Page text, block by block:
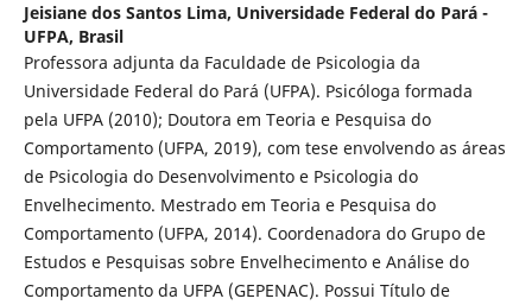
Jeisiane dos Santos Lima, Universidade Federal do Pará -
UFPA, Brasil
Professora adjunta da Faculdade de Psicologia da
Universidade Federal do Pará (UFPA). Psicóloga formada
pela UFPA (2010); Doutora em Teoria e Pesquisa do
Comportamento (UFPA, 2019), com tese envolvendo as áreas
de Psicologia do Desenvolvimento e Psicologia do
Envelhecimento. Mestrado em Teoria e Pesquisa do
Comportamento (UFPA, 2014). Coordenadora do Grupo de
Estudos e Pesquisas sobre Envelhecimento e Análise do
Comportamento da UFPA (GEPENAC). Possui Título de